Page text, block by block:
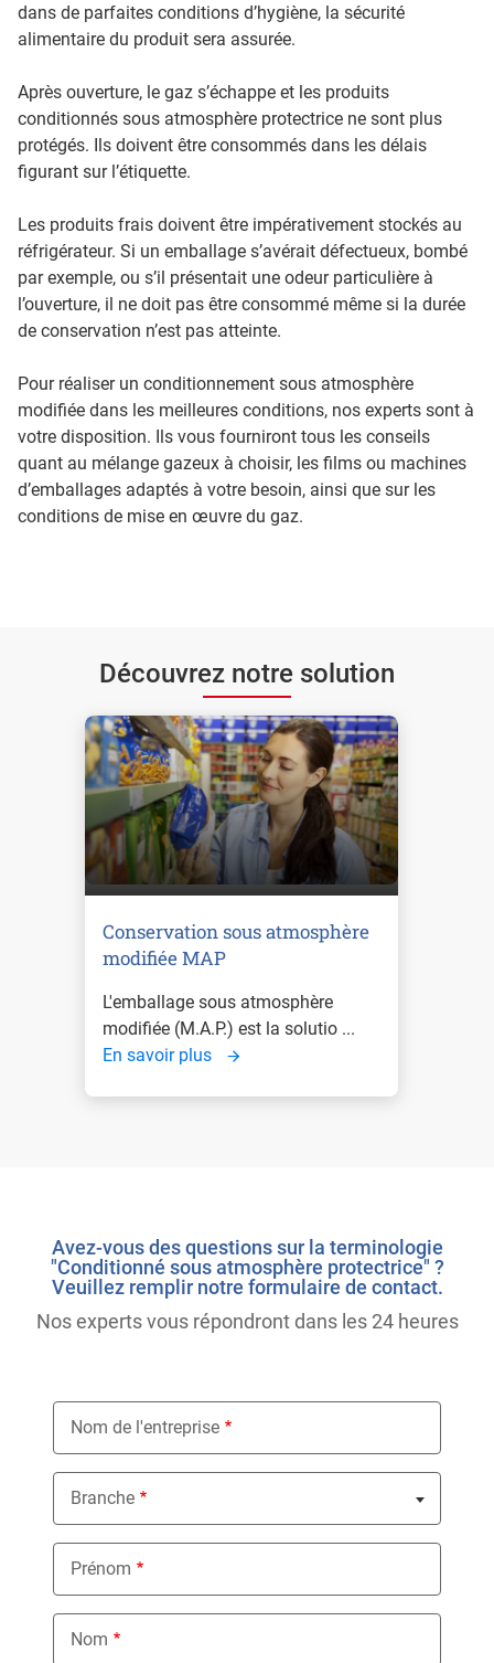
dans de parfaites conditions d’hygiène, la sécurité
alimentaire du produit sera assurée.
Après ouverture, le gaz s’échappe et les produits
conditionnés sous atmosphère protectrice ne sont plus
protégés. Ils doivent être consommés dans les délais
figurant sur l’étiquette.
Les produits frais doivent être impérativement stockés au
réfrigérateur. Si un emballage s’avérait défectueux, bombé
par exemple, ou s’il présentait une odeur particulière à
l’ouverture, il ne doit pas être consommé même si la durée
de conservation n’est pas atteinte.
Pour réaliser un conditionnement sous atmosphère
modifiée dans les meilleures conditions, nos experts sont à
votre disposition. Ils vous fourniront tous les conseils
quant au mélange gazeux à choisir, les films ou machines
d’emballages adaptés à votre besoin, ainsi que sur les
conditions de mise en œuvre du gaz.
Découvrez notre solution
Conservation sous atmosphère
modifiée MAP
L'emballage sous atmosphère
modifiée (M.A.P.) est la solutio ...
En savoir plus
Avez-vous des questions sur la terminologie
"Conditionné sous atmosphère protectrice" ?
Veuillez remplir notre formulaire de contact.
Nos experts vous répondront dans les 24 heures
Nom de l'entreprise
Branche
Nothing selected
Prénom
Nom